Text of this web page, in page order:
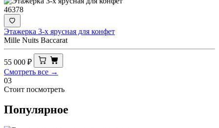
46378
Этажерка 3-х ярусная для конфет
Mille Nuits Bacсаrat
55 000 ₽
Смотреть все →
03
Стоит посмотреть
Популярное